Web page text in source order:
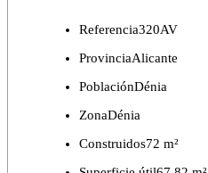
Referencia320AV
ProvinciaAlicante
PoblaciónDénia
ZonaDénia
Construidos72 m²